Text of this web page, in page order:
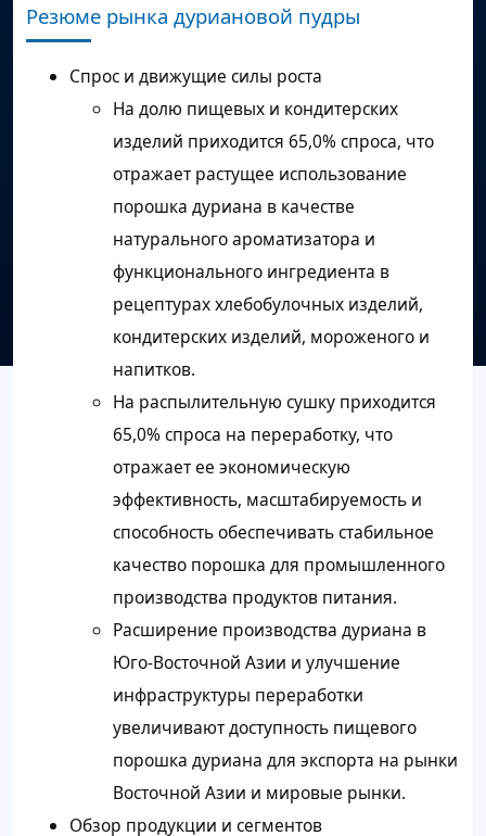
Резюме рынка дуриановой пудры
Спрос и движущие силы роста
На долю пищевых и кондитерских
изделий приходится 65,0% спроса, что
отражает растущее использование
порошка дуриана в качестве
натурального ароматизатора и
функционального ингредиента в
рецептурах хлебобулочных изделий,
кондитерских изделий, мороженого и
напитков.
На распылительную сушку приходится
65,0% спроса на переработку, что
отражает ее экономическую
эффективность, масштабируемость и
способность обеспечивать стабильное
качество порошка для промышленного
производства продуктов питания.
Расширение производства дуриана в
Юго-Восточной Азии и улучшение
инфраструктуры переработки
увеличивают доступность пищевого
порошка дуриана для экспорта на рынки
Восточной Азии и мировые рынки.
Обзор продукции и сегментов